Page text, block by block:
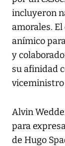
incluyeron
amorales.
anímico
y
su afinidad
viceministro
Alvin
para
de Hugo